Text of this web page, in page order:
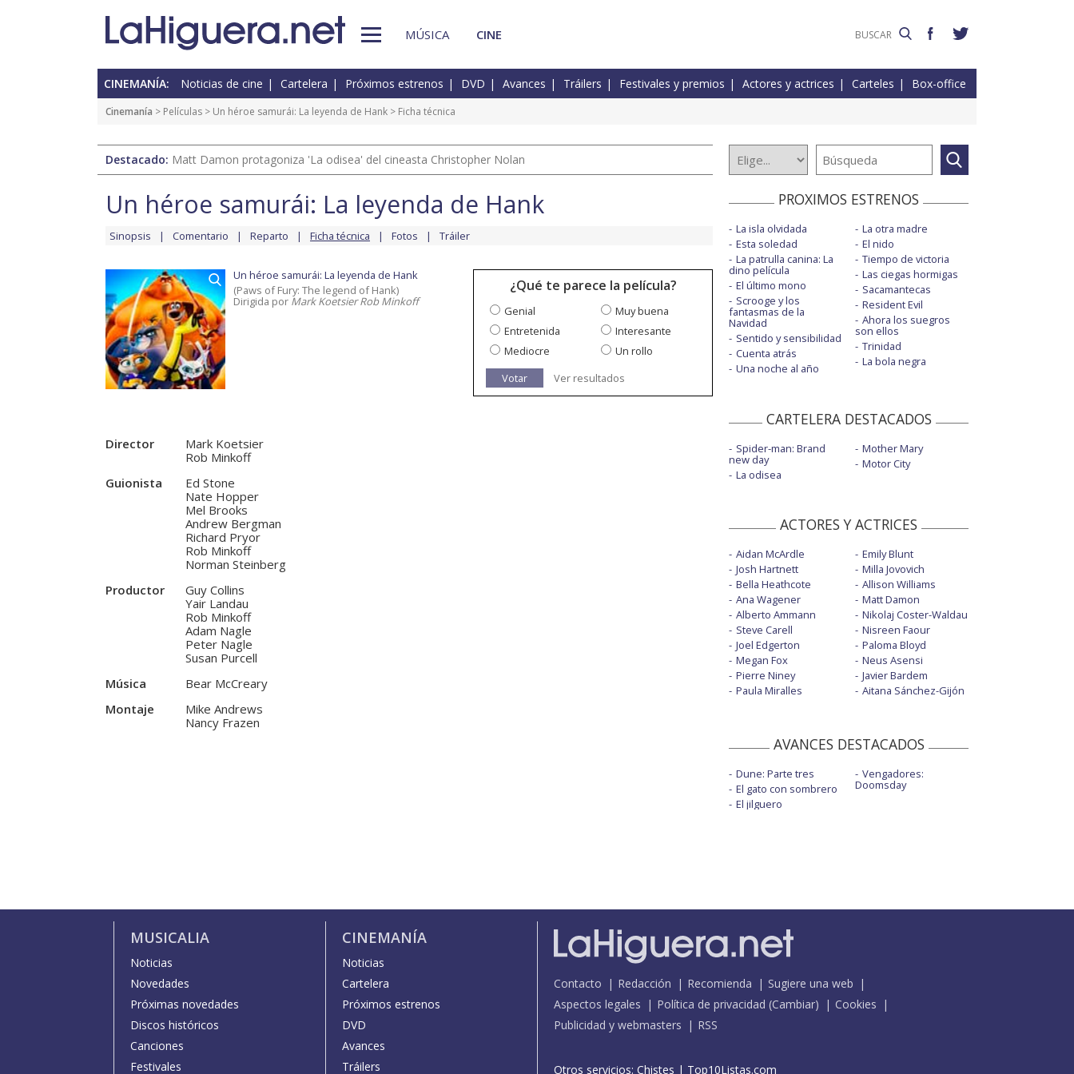
MÚSICA CINE
CINEMANÍA: Noticias de cine Cartelera Próximos estrenos DVD Avances Tráilers Festivales y premios Actores y actrices Carteles Box-office
Cinemanía > Películas > Un héroe samurái: La leyenda de Hank > Ficha técnica
Destacado: Matt Damon protagoniza 'La odisea' del cineasta Christopher Nolan
Un héroe samurái: La leyenda de Hank
Sinopsis Comentario Reparto Ficha técnica Fotos Tráiler
Un héroe samurái: La leyenda de Hank
(Paws of Fury: The legend of Hank)
Dirigida por Mark Koetsier Rob Minkoff
¿Qué te parece la película?
Genial
Muy buena
Entretenida
Interesante
Mediocre
Un rollo
Votar
Ver resultados
Director
Mark Koetsier
Rob Minkoff
Guionista
Ed Stone
Nate Hopper
Mel Brooks
Andrew Bergman
Richard Pryor
Rob Minkoff
Norman Steinberg
Productor
Guy Collins
Yair Landau
Rob Minkoff
Adam Nagle
Peter Nagle
Susan Purcell
Música
Bear McCreary
Montaje
Mike Andrews
Nancy Frazen
PROXIMOS ESTRENOS
La isla olvidada
Esta soledad
La patrulla canina: La
dino película
El último mono
Scrooge y los
fantasmas de la
Navidad
Sentido y sensibilidad
Cuenta atrás
Una noche al año
La otra madre
El nido
Tiempo de victoria
Las ciegas hormigas
Sacamantecas
Resident Evil
Ahora los suegros
son ellos
Trinidad
La bola negra
CARTELERA DESTACADOS
Spider-man: Brand
new day
La odisea
Mother Mary
Motor City
ACTORES Y ACTRICES
Aidan McArdle
Josh Hartnett
Bella Heathcote
Ana Wagener
Alberto Ammann
Steve Carell
Joel Edgerton
Megan Fox
Pierre Niney
Paula Miralles
Emily Blunt
Milla Jovovich
Allison Williams
Matt Damon
Nikolaj Coster-Waldau
Nisreen Faour
Paloma Bloyd
Neus Asensi
Javier Bardem
Aitana Sánchez-Gijón
AVANCES DESTACADOS
Dune: Parte tres
El gato con sombrero
El jilguero
Vengadores:
Doomsday
MUSICALIA
Noticias
Novedades
Próximas novedades
Discos históricos
Canciones
Festivales
CINEMANÍA
Noticias
Cartelera
Próximos estrenos
DVD
Avances
Tráilers
Contacto Redacción Recomienda
Sugiere una web
Aspectos legales
Política de privacidad (Cambiar)
Cookies
Publicidad y webmasters
RSS
Otros servicios: Chistes | Top10Listas.com